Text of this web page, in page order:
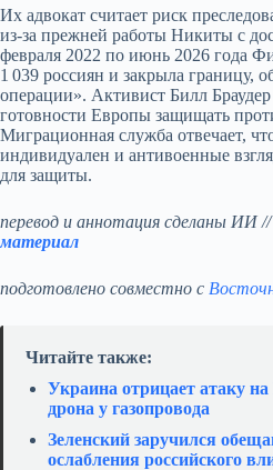
Их адвокат считает риск
из‑за прежней работы Никиты с
февраля 2022 по июнь 2026 года
1 039 россиян и закрыла границу,
операции». Активист Билл
готовности Европы защищать
Миграционная служба отвечает,
индивидуален и антивоенные
для защиты.
перевод и аннотация сделаны ИИ
материал
подготовлено совместно с
Читайте также:
Украина отрицает атаку
дрона у газопровода
Зеленский заручился
ослабления российского